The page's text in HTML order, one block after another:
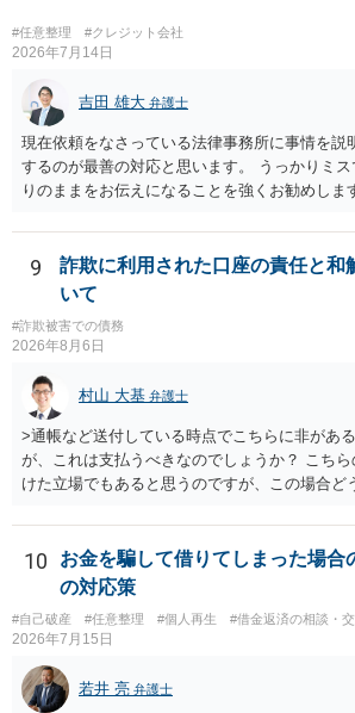
かもしれません。
#任意整理 #クレジット会社
2026年7月14日
吉田 雄大 弁護士
現在依頼をなさっている法律事務所に事情を説
するのが最善の対応と思います。 うっかりミ
りのままをお伝えになることを強くお勧めしま
早ければ早いほどいいのは間違いありません。
ます。
9
詐欺に利用された口座の責任と和
いて
#詐欺被害での債務
2026年8月6日
村山 大基 弁護士
>通帳など送付している時点でこちらに非があ
が、これは支払うべきなのでしょうか？ こち
けた立場でもあると思うのですが、この場合ど
がいいとは思います。 そもそも、特殊詐欺関
は法に触れる可能性もあります。 ＞100万を支
ことは可能でしょうか？ →一般的には難しいで
たら、 できるだけ重い刑罰を与えて欲しい、
でしょうか。 ＞弁護士さんに入ってもらうこと
はありますか？ そこはあり得ます、ただ、弁護
分賠償に回すことも考えられるので、 兼ね合い
10
お金を騙して借りてしまった場合
の対応策
#自己破産 #任意整理 #個人再生 #借金返済の相談・
2026年7月15日
若井 亮 弁護士